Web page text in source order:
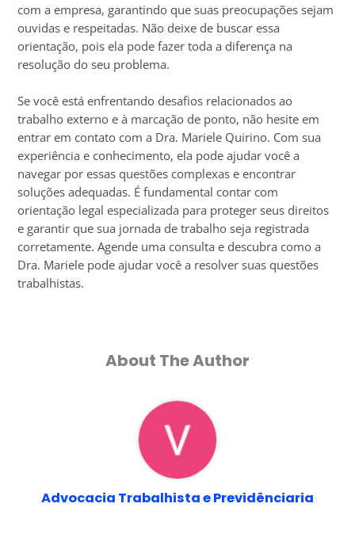
com a empresa, garantindo que suas preocupações sejam
ouvidas e respeitadas. Não deixe de buscar essa
orientação, pois ela pode fazer toda a diferença na
resolução do seu problema.
Se você está enfrentando desafios relacionados ao
trabalho externo e à marcação de ponto, não hesite em
entrar em contato com a Dra. Mariele Quirino. Com sua
experiência e conhecimento, ela pode ajudar você a
navegar por essas questões complexas e encontrar
soluções adequadas. É fundamental contar com
orientação legal especializada para proteger seus direitos
e garantir que sua jornada de trabalho seja registrada
corretamente. Agende uma consulta e descubra como a
Dra. Mariele pode ajudar você a resolver suas questões
trabalhistas.
About The Author
Advocacia Trabalhista e Previdênciaria